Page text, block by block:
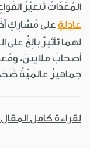
المُعَدّاتُ تَتغيَّرُ
عادِلةٍ على مُشارِكٍ
لهما تأثيرٌ بالِغٌ على
أصحابَ ملايينَ،
جماهيرُ عالميّةٌ
لقراءة كامل